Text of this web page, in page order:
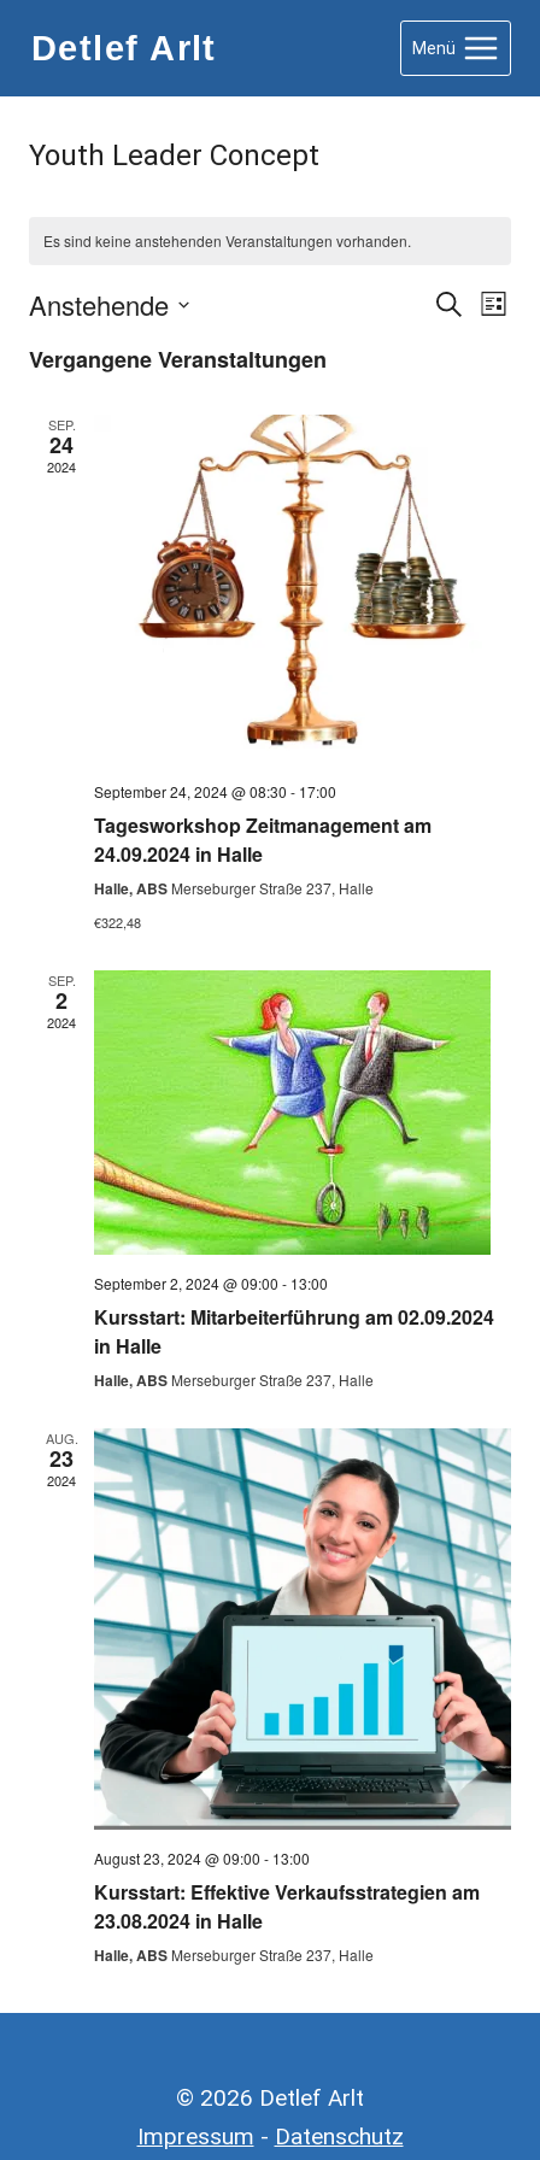
Inhalt
springen
Detlef Arlt Menü
Youth Leader Concept
Es sind keine anstehenden Veranstaltungen vorhanden.
Suche
Liste
Anstehende
wählen.
Vergangene Veranstaltungen
SEP.
24
2024
September 24, 2024 @ 08:30 - 17:00
Tagesworkshop Zeitmanagement am
24.09.2024 in Halle
Halle, ABS Merseburger Straße 237, Halle
€322,48
SEP.
2
2024
September 2, 2024 @ 09:00 - 13:00
Kursstart: Mitarbeiterführung am 02.09.2024
in Halle
Halle, ABS Merseburger Straße 237, Halle
AUG.
23
2024
August 23, 2024 @ 09:00 - 13:00
Kursstart: Effektive Verkaufsstrategien am
23.08.2024 in Halle
Halle, ABS Merseburger Straße 237, Halle
© 2026 Detlef Arlt
Impressum - Datenschutz